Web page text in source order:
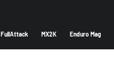
FullAttack MX2K Enduro Mag